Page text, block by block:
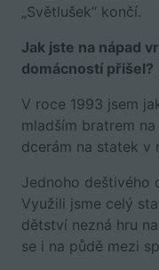
„Světlušek“ končí.
Jak jste na nápad
domácností přišel?
V roce 1993 jsem
mladším bratrem
dcerám na statek v
Jednoho deštivého
Využili jsme celý
dětství nezná hru
se i na půdě mezi